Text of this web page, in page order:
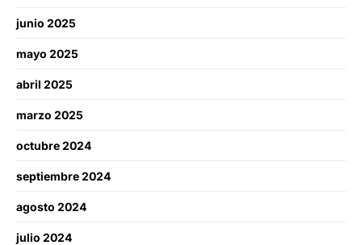
junio 2025
mayo 2025
abril 2025
marzo 2025
octubre 2024
septiembre 2024
agosto 2024
julio 2024